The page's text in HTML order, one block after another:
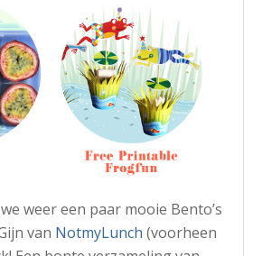
weer een paar mooie Bento’s
van NotmyLunch (voorheen